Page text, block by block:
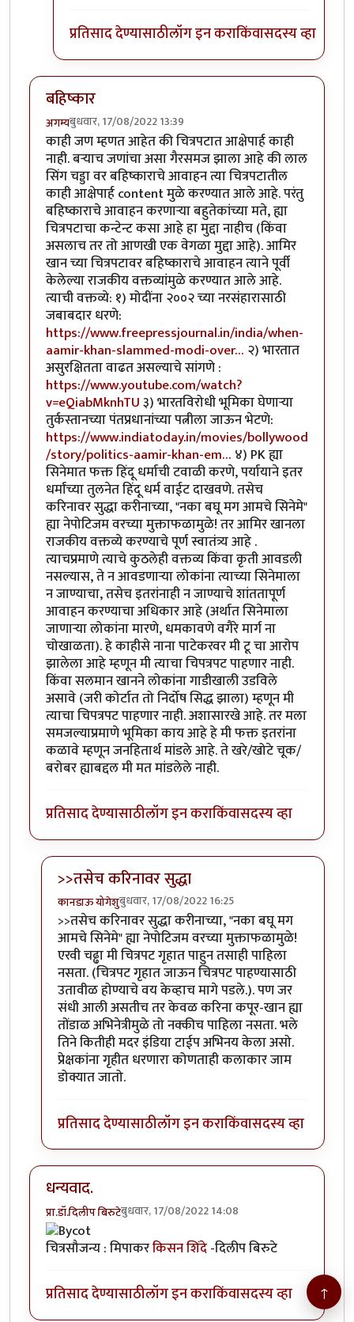
प्रतिसाद देण्यासाठीलॉग इन कराकिंवासदस्य व्हा
बहिष्कार
अगम्यबुधवार, 17/08/2022 13:39
काही जण म्हणत आहेत की चित्रपटात आक्षेपार्ह काही
नाही. बऱ्याच जणांचा असा गैरसमज झाला आहे की लाल
सिंग चड्डा वर बहिष्काराचे आवाहन त्या चित्रपटातील
काही आक्षेपार्ह content मुळे करण्यात आले आहे. परंतु
बहिष्काराचे आवाहन करणाऱ्या बहुतेकांच्या मते, ह्या
चित्रपटाचा कन्टेन्ट कसा आहे हा मुद्दा नाहीच (किंवा
असलाच तर तो आणखी एक वेगळा मुद्दा आहे). आमिर
खान च्या चित्रपटावर बहिष्काराचे आवाहन त्याने पूर्वी
केलेल्या राजकीय वक्तव्यांमुळे करण्यात आले आहे.
त्याची वक्तव्ये: १) मोदींना २००२ च्या नरसंहारासाठी
जबाबदार धरणे:
https://www.freepressjournal.in/india/when-
aamir-khan-slammed-modi-over… २) भारतात
असुरक्षितता वाढत असल्याचे सांगणे :
https://www.youtube.com/watch?
v=eQiabMknhTU३) भारतविरोधी भूमिका घेणाऱ्या
तुर्कस्तानच्या पंतप्रधानांच्या पत्नीला जाऊन भेटणे:
https://www.indiatoday.in/movies/bollywood
/story/politics-aamir-khan-em… ४) PK ह्या
सिनेमात फक्त हिंदू धर्माची टवाळी करणे, पर्यायाने इतर
धर्मांच्या तुलनेत हिंदू धर्म वाईट दाखवणे. तसेच
करिनावर सुद्धा करीनाच्या, "नका बघू मग आमचे सिनेमे"
ह्या नेपोटिजम वरच्या मुक्ताफळामुळे! तर आमिर खानला
राजकीय वक्तव्ये करण्याचे पूर्ण स्वातंत्र्य आहे .
त्याचप्रमाणे त्याचे कुठलेही वक्तव्य किंवा कृती आवडली
नसल्यास, ते न आवडणाऱ्या लोकांना त्याच्या सिनेमाला
न जाण्याचा, तसेच इतरांनाही न जाण्याचे शांततापूर्ण
आवाहन करण्याचा अधिकार आहे (अर्थात सिनेमाला
जाणाऱ्या लोकांना मारणे, धमकावणे वगैरे मार्ग ना
चोखाळता). हे काहीसे नाना पाटेकरवर मी टू चा आरोप
झालेला आहे म्हणून मी त्याचा चिपत्रपट पाहणार नाही.
किंवा सलमान खानने लोकांना गाडीखाली उडविले
असावे (जरी कोर्टात तो निर्दोष सिद्ध झाला) म्हणून मी
त्याचा चिपत्रपट पाहणार नाही. अशासारखे आहे. तर मला
समजल्याप्रमाणे भूमिका काय आहे हे मी फक्त इतरांना
कळावे म्हणून जनहितार्थ मांडले आहे. ते खरे/खोटे चूक/
बरोबर ह्याबद्दल मी मत मांडलेले नाही.
प्रतिसाद देण्यासाठीलॉग इन कराकिंवासदस्य व्हा
>>तसेच करिनावर सुद्धा
कानडाऊ योगेशुबुधवार, 17/08/2022 16:25
In reply toबहिष्कारbyअगम्य
>>तसेच करिनावर सुद्धा करीनाच्या, "नका बघू मग
आमचे सिनेमे" ह्या नेपोटिजम वरच्या मुक्ताफळामुळे!
एरवी चढ्ढा मी चित्रपट गृहात पाहुन तसाही पाहिला
नसता. (चित्रपट गृहात जाऊन चित्रपट पाहण्यासाठी
उतावीळ होण्याचे वय केव्हाच मागे पडले.). पण जर
संधी आली असतीच तर केवळ करिना कपूर-खान ह्या
तोंडाळ अभिनेत्रीमुळे तो नक्कीच पाहिला नसता. भले
तिने कितीही मदर इंडिया टाईप अभिनय केला असो.
प्रेक्षकांना गृहीत धरणारा कोणताही कलाकार जाम
डोक्यात जातो.
प्रतिसाद देण्यासाठीलॉग इन कराकिंवासदस्य व्हा
धन्यवाद.
प्रा.डॉ.दिलीप बिरुटेबुधवार, 17/08/2022 14:08
चित्रसौजन्य : मिपाकरकिसन शिंदे-दिलीप बिरुटे
प्रतिसाद देण्यासाठीलॉग इन कराकिंवासदस्य व्हा ↑